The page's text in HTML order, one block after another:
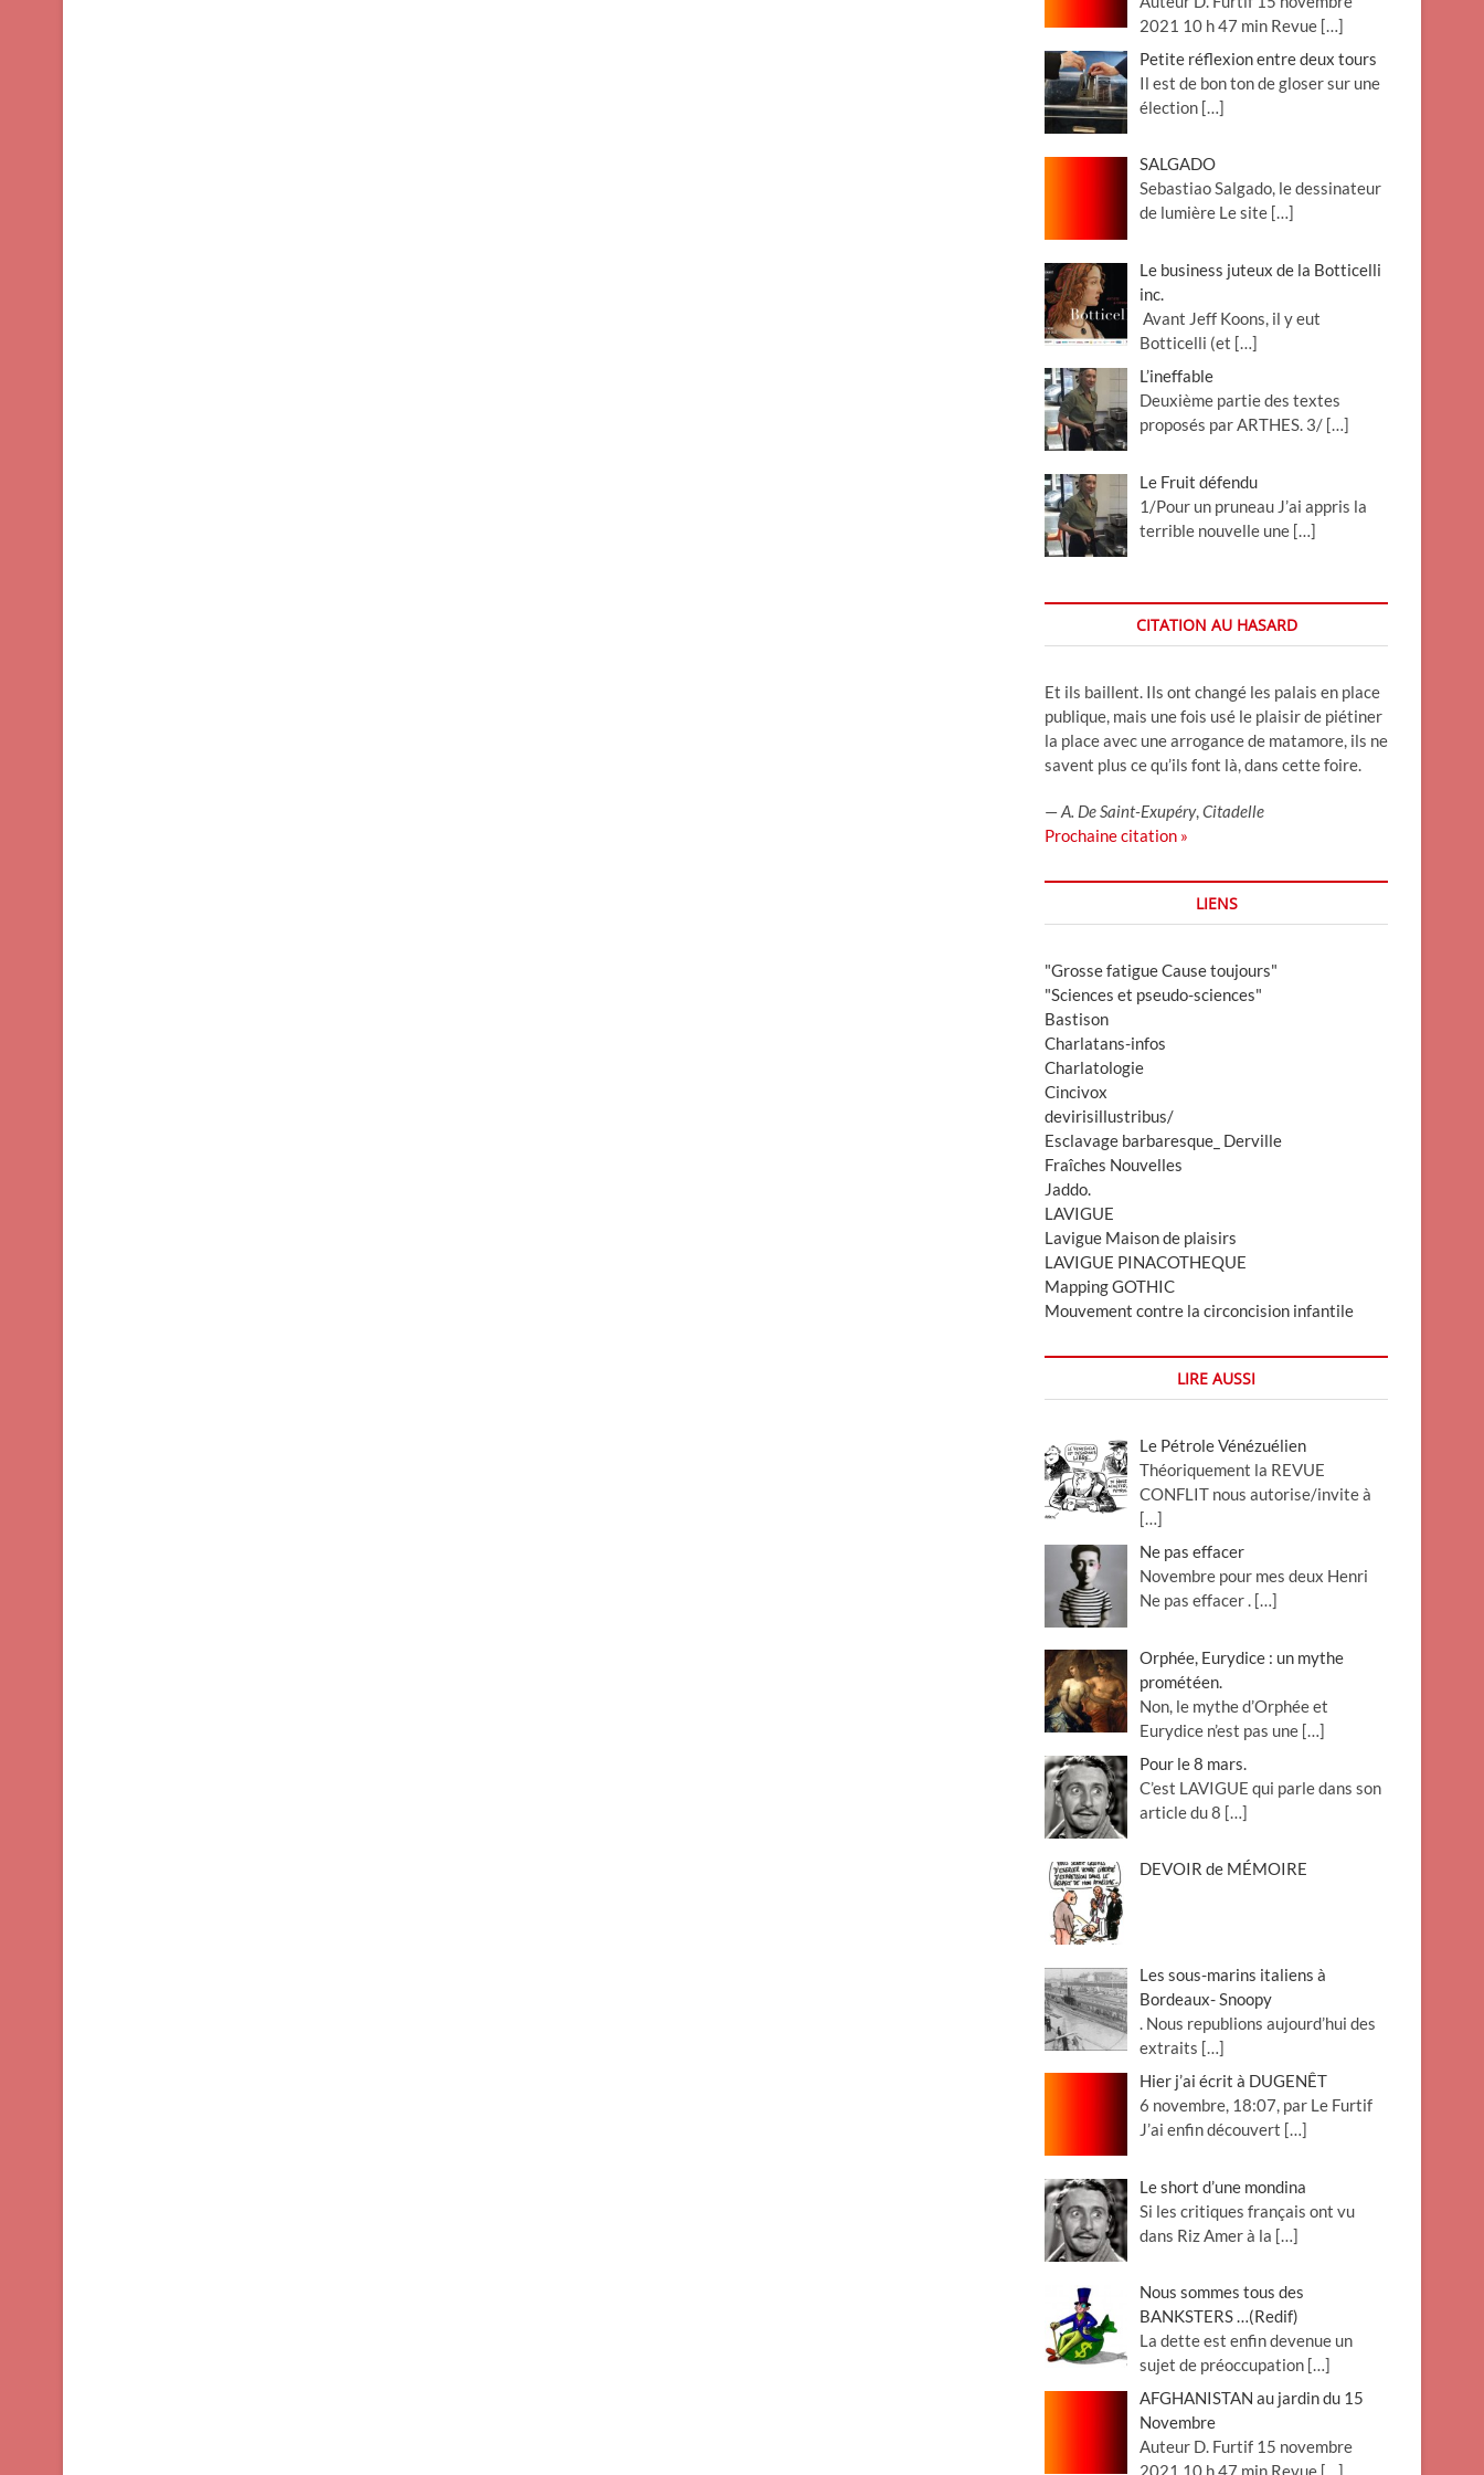
2021 10 h 47 min Revue […]
Petite réflexion entre deux tours
Il est de bon ton de gloser sur une
élection […]
SALGADO
Sebastiao Salgado, le dessinateur
de lumière Le site […]
Le business juteux de la Botticelli
inc.
Avant Jeff Koons, il y eut
Botticelli (et […]
L’ineffable
Deuxième partie des textes
proposés par ARTHES. 3/ […]
Le Fruit défendu
1/Pour un pruneau J’ai appris la
terrible nouvelle une […]
CITATION AU HASARD
Et ils baillent. Ils ont changé les palais en place
publique, mais une fois usé le plaisir de piétiner
la place avec une arrogance de matamore, ils ne
savent plus ce qu’ils font là, dans cette foire.
—A. De Saint-Exupéry,Citadelle
Prochaine citation »
LIENS
"Grosse fatigue Cause toujours"
"Sciences et pseudo-sciences"
Bastison
Charlatans-infos
Charlatologie
Cincivox
devirisillustribus/
Esclavage barbaresque_ Derville
Fraîches Nouvelles
Jaddo.
LAVIGUE
Lavigue Maison de plaisirs
LAVIGUE PINACOTHEQUE
Mapping GOTHIC
Mouvement contre la circoncision infantile
LIRE AUSSI
Le Pétrole Vénézuélien
Théoriquement la REVUE
CONFLIT nous autorise/invite à
[…]
Ne pas effacer
Novembre pour mes deux Henri
Ne pas effacer . […]
Orphée, Eurydice : un mythe
prométéen.
Non, le mythe d’Orphée et
Eurydice n’est pas une […]
Pour le 8 mars.
C’est LAVIGUE qui parle dans son
article du 8 […]
DEVOIR de MÉMOIRE
Les sous-marins italiens à
Bordeaux- Snoopy
. Nous republions aujourd’hui des
extraits […]
Hier j’ai écrit à DUGENÊT
6 novembre, 18:07, par Le Furtif
J’ai enfin découvert […]
Le short d’une mondina
Si les critiques français ont vu
dans Riz Amer à la […]
Nous sommes tous des
BANKSTERS …(Redif)
La dette est enfin devenue un
sujet de préoccupation […]
AFGHANISTAN au jardin du 15
Novembre
Auteur D. Furtif 15 novembre
2021 10 h 47 min Revue […]